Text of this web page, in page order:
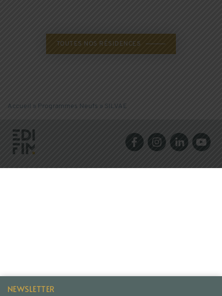
TOUTES NOS RÉSIDENCES
Accueil » Programmes Neufs » SILVAE
NEWSLETTER